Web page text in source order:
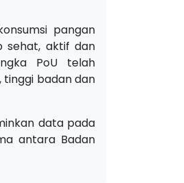
pangan
sehat, aktif dan
PoU telah
tinggi badan dan
data pada
antara Badan